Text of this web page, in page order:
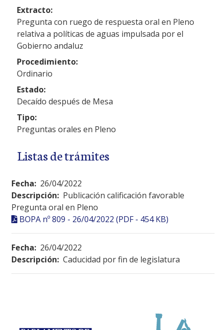
Extracto:
Pregunta con ruego de respuesta oral en Pleno
relativa a políticas de aguas impulsada por el
Gobierno andaluz
Procedimiento:
Ordinario
Estado:
Decaído después de Mesa
Tipo:
Preguntas orales en Pleno
Listas de trámites
Fecha: 26/04/2022
Descripción: Publicación calificación favorable
Pregunta oral en Pleno
BOPA nº 809 - 26/04/2022 (PDF - 454 KB)
Fecha: 26/04/2022
Descripción: Caducidad por fin de legislatura